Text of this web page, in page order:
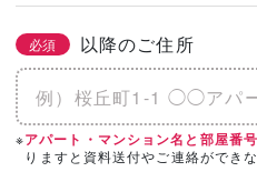
必須 以降のご住所
※アパート・マンション名と部屋番号
りますと資料送付やご連絡ができ